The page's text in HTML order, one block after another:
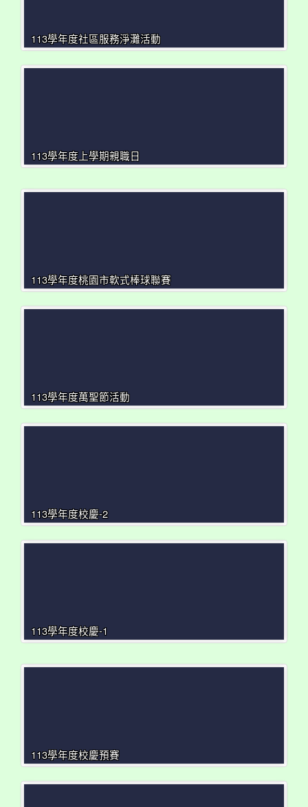
113學年度社區服務淨灘活動
113學年度上學期親職日
113學年度桃園市軟式棒球聯賽
113學年度萬聖節活動
113學年度校慶-2
113學年度校慶-1
113學年度校慶預賽